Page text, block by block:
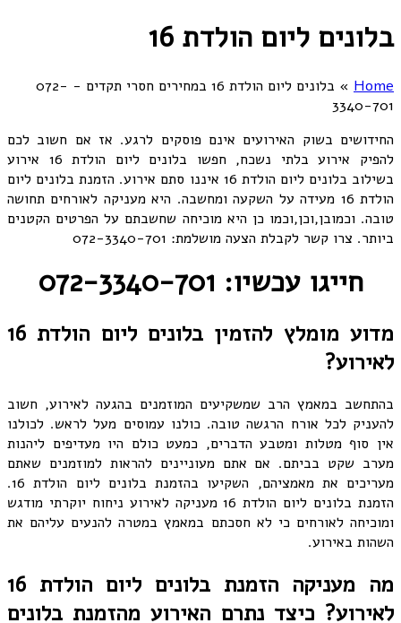
בלונים ליום הולדת 16
Home
»
בלונים ליום הולדת 16 במחירים חסרי תקדים - 072-
3340-701
החידושים בשוק האירועים אינם פוסקים לרגע. אז אם חשוב לכם
להפיק אירוע בלתי נשכח, חפשו בלונים ליום הולדת 16 אירוע
בשילוב בלונים ליום הולדת 16 איננו סתם אירוע. הזמנת בלונים ליום
הולדת 16 מעידה על השקעה ומחשבה. היא מעניקה לאורחים תחושה
טובה. וכמובן,וכן,וכמו כן היא מוכיחה שחשבתם על הפרטים הקטנים
ביותר. צרו קשר לקבלת הצעה מושלמת: 072-3340-701
חייגו עכשיו: 072-3340-701
מדוע מומלץ להזמין בלונים ליום הולדת 16
לאירוע?
בהתחשב במאמץ הרב שמשקיעים המוזמנים בהגעה לאירוע, חשוב
להעניק לכל אורח הרגשה טובה. כולנו עמוסים מעל לראש. לכולנו
אין סוף מטלות ומטבע הדברים, כמעט כולם היו מעדיפים ליהנות
מערב שקט בביתם. אם אתם מעוניינים להראות למוזמנים שאתם
מעריכים את מאמציהם, השקיעו בהזמנת בלונים ליום הולדת 16.
הזמנת בלונים ליום הולדת 16 מעניקה לאירוע ניחוח יוקרתי מודגש
ומוכיחה לאורחים כי לא חסכתם במאמץ במטרה להנעים עליהם את
השהות באירוע.
מה מעניקה הזמנת בלונים ליום הולדת 16
לאירוע? כיצד נתרם האירוע מהזמנת בלונים